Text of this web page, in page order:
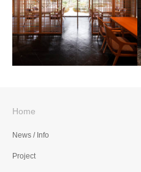
日本料理『弁慶』
Home
News / Info
Project